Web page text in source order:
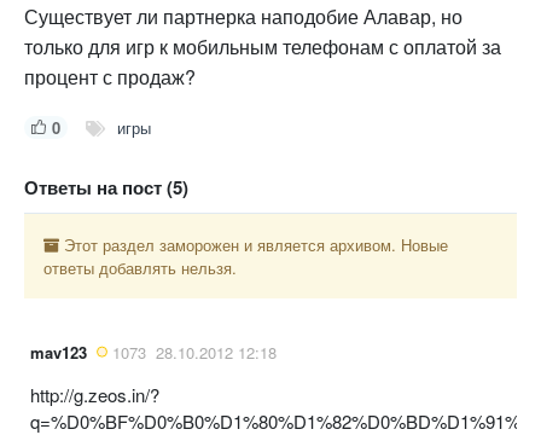
Существует ли партнерка наподобие Алавар, но
только для игр к мобильным телефонам с оплатой за
процент с продаж?
0 игры
Ответы на пост (5)
Этот раздел заморожен и является архивом. Новые
ответы добавлять нельзя.
mav123 1073 28.10.2012 12:18
http://g.zeos.in/?